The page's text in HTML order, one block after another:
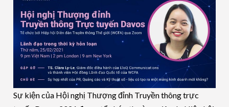
Sự kiện của Hội nghị Thượng đỉnh Truyền thông trực